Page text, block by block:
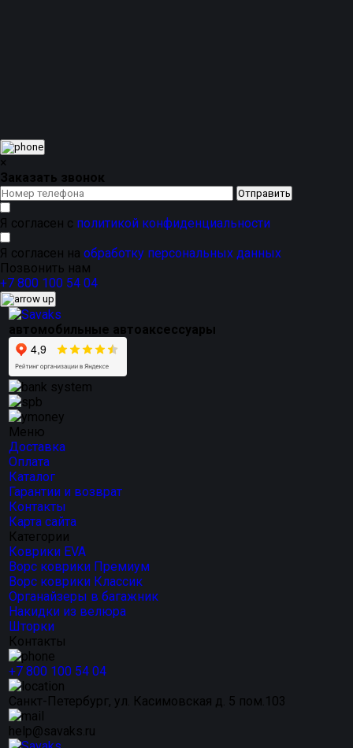
сохранить аккуратный внешний вид автомобиля без
постоянной тонировки.
×
Заказать звонок
Я согласен с политикой конфиденциальности
Я согласен на обработку персональных данных
Позвонить нам
+7 800 100 54 04
автомобильные автоаксессуары
Меню
Доставка
Оплата
Каталог
Гарантии и возврат
Контакты
Карта сайта
Категории
Коврики EVA
Ворс коврики Премиум
Ворс коврики Классик
Органайзеры в багажник
Накидки из велюра
Шторки
Контакты
+7 800 100 54 04
Санкт-Петербург, ул. Касимовская д. 5 пом.103
help@savaks.ru